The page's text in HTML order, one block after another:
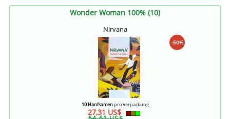
Wonder Woman 100% (10)
Nirvana
-50%
10 Hanfsamenpro Verpackung
27,31 US$